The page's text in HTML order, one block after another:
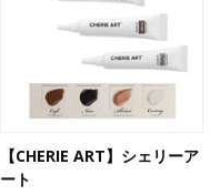
【CHERIE ART】シェリーア
ート